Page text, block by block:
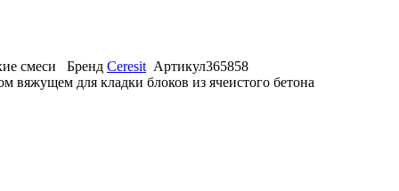
смеси Бренд Ceresit Артикул365858
вяжущем для кладки блоков из ячеистого бетона